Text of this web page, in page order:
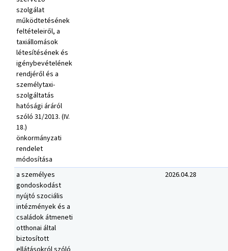
szolgálat
működtetésének
feltételeiről, a
taxiállomások
létesítésének és
igénybevételének
rendjéről és a
személytaxi-
szolgáltatás
hatósági áráról
szóló 31/2013. (IV.
18.)
önkormányzati
rendelet
módosítása
a személyes
gondoskodást
nyújtó szociális
intézmények és a
családok átmeneti
otthonai által
biztosított
2026.04.28